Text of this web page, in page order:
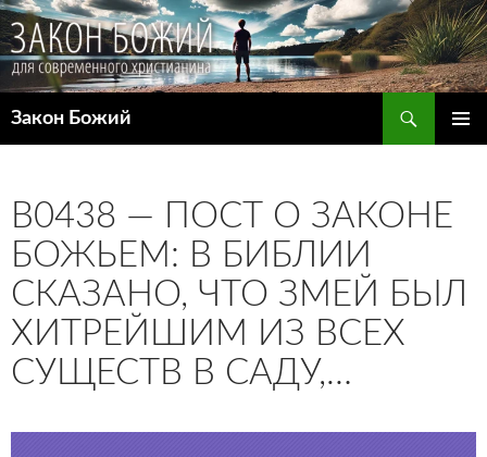
Закон Божий
B0438 — ПОСТ О ЗАКОНЕ
БОЖЬЕМ: В БИБЛИИ
СКАЗАНО, ЧТО ЗМЕЙ БЫЛ
ХИТРЕЙШИМ ИЗ ВСЕХ
СУЩЕСТВ В САДУ,…